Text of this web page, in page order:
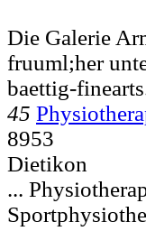
Die Galerie
fruuml;her
baettig-
45
8953
Dietikon
...